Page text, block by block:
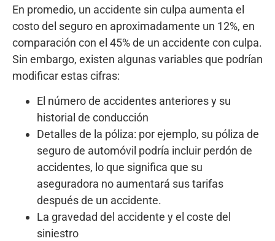
En promedio, un accidente sin culpa aumenta el
costo del seguro en aproximadamente un 12%, en
comparación con el 45% de un accidente con culpa.
Sin embargo, existen algunas variables que podrían
modificar estas cifras:
El número de accidentes anteriores y su
historial de conducción
Detalles de la póliza: por ejemplo, su póliza de
seguro de automóvil podría incluir perdón de
accidentes, lo que significa que su
aseguradora no aumentará sus tarifas
después de un accidente.
La gravedad del accidente y el coste del
siniestro